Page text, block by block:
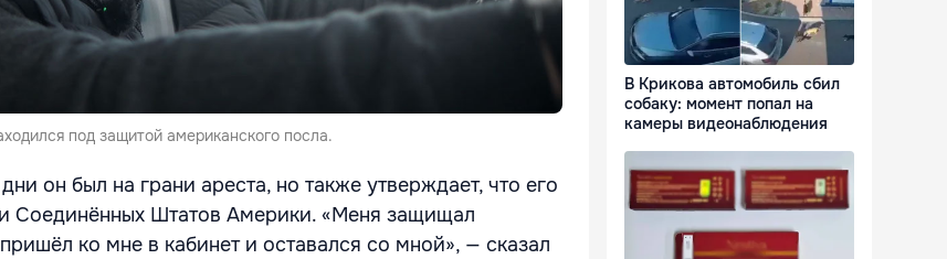
под защитой американского посла.
он был на грани ареста, но также утверждает, что его
Соединённых Штатов Америки. «Меня защищал
ко мне в кабинет и оставался со мной», — сказал
В Крикова автомобиль сбил
собаку: момент попал на
камеры видеонаблюдения